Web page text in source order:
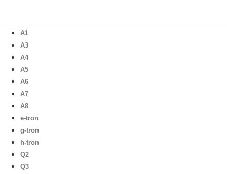
A1
A3
A4
A5
A6
A7
A8
e-tron
g-tron
h-tron
Q2
Q3